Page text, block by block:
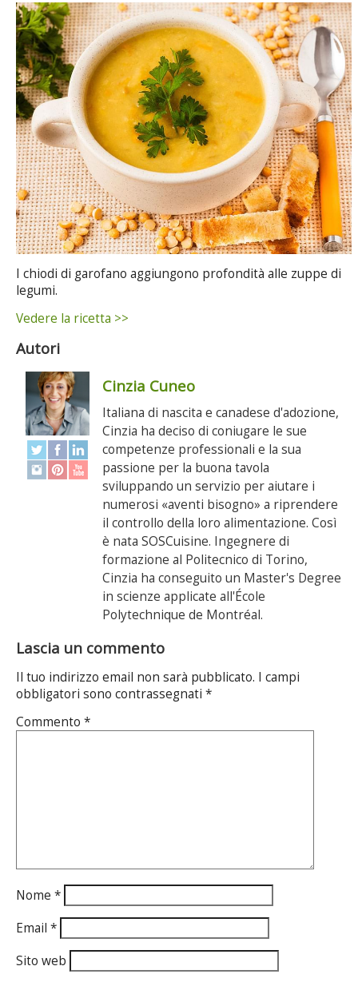
I chiodi di garofano aggiungono profondità alle zuppe di
legumi.
Vedere la ricetta >>
Autori
Cinzia Cuneo
Italiana di nascita e canadese d'adozione,
Cinzia ha deciso di coniugare le sue
competenze professionali e la sua
passione per la buona tavola
sviluppando un servizio per aiutare i
numerosi «aventi bisogno» a riprendere
il controllo della loro alimentazione. Così
è nata SOSCuisine. Ingegnere di
formazione al Politecnico di Torino,
Cinzia ha conseguito un Master's Degree
in scienze applicate all'École
Polytechnique de Montréal.
Lascia un commento
Il tuo indirizzo email non sarà pubblicato. I campi
obbligatori sono contrassegnati *
Commento *
Nome *
Email *
Sito web